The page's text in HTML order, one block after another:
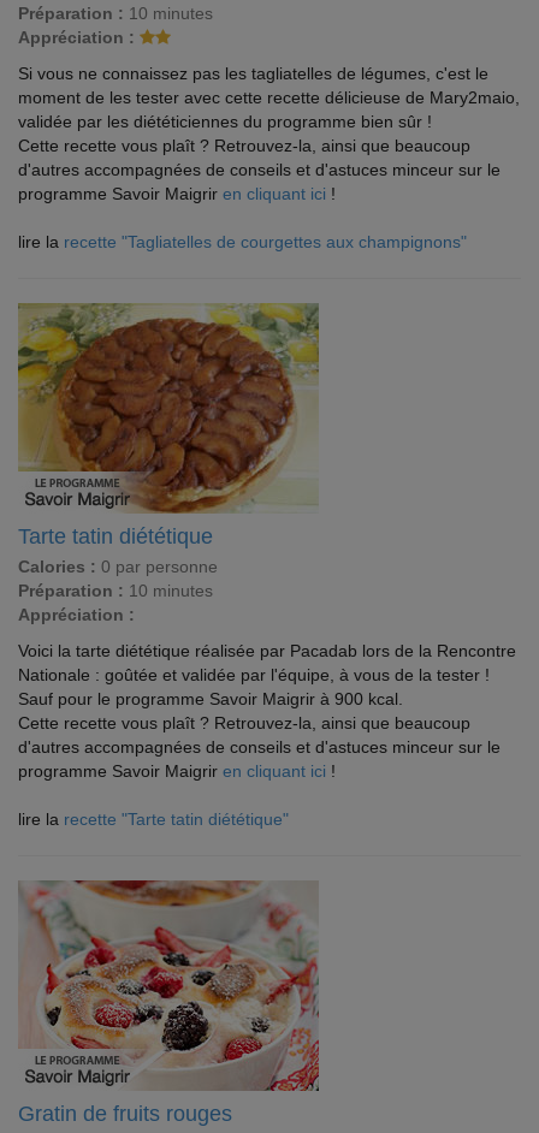
Préparation : 10 minutes
Appréciation :
Si vous ne connaissez pas les tagliatelles de légumes, c'est le
moment de les tester avec cette recette délicieuse de Mary2maio,
validée par les diététiciennes du programme bien sûr !
Cette recette vous plaît ? Retrouvez-la, ainsi que beaucoup
d'autres accompagnées de conseils et d'astuces minceur sur le
programme Savoir Maigrir en cliquant ici !
lire la recette "Tagliatelles de courgettes aux champignons"
Tarte tatin diététique
Calories : 0 par personne
Préparation : 10 minutes
Appréciation :
Voici la tarte diététique réalisée par Pacadab lors de la Rencontre
Nationale : goûtée et validée par l'équipe, à vous de la tester !
Sauf pour le programme Savoir Maigrir à 900 kcal.
Cette recette vous plaît ? Retrouvez-la, ainsi que beaucoup
d'autres accompagnées de conseils et d'astuces minceur sur le
programme Savoir Maigrir en cliquant ici !
lire la recette "Tarte tatin diététique"
Gratin de fruits rouges